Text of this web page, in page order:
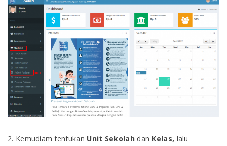
2. Kemudiam tentukan Unit Sekolah dan Kelas, lalu